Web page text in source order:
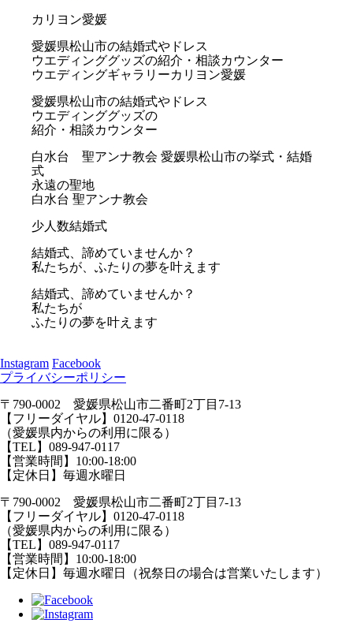
カリヨン愛媛
愛媛県松山市の結婚式やドレス
ウエディンググッズの紹介・相談カウンター
ウエディングギャラリーカリヨン愛媛
愛媛県松山市の結婚式やドレス
ウエディンググッズの
紹介・相談カウンター
白水台 聖アンナ教会 愛媛県松山市の挙式・結婚
式
永遠の聖地
白水台 聖アンナ教会
少人数結婚式
結婚式、諦めていませんか？
私たちが、ふたりの夢を叶えます
結婚式、諦めていませんか？
私たちが
ふたりの夢を叶えます
Instagram Facebook
プライバシーポリシー
〒790-0002 愛媛県松山市二番町2丁目7-13
【フリーダイヤル】0120-47-0118
（愛媛県内からの利用に限る）
【TEL】089-947-0117
【営業時間】10:00-18:00
【定休日】毎週水曜日
〒790-0002 愛媛県松山市二番町2丁目7-13
【フリーダイヤル】0120-47-0118
（愛媛県内からの利用に限る）
【TEL】089-947-0117
【営業時間】10:00-18:00
【定休日】毎週水曜日（祝祭日の場合は営業いたします）